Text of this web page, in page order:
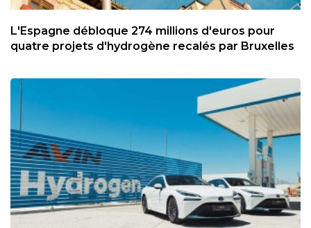
L'Espagne débloque 274 millions d'euros pour
quatre projets d'hydrogène recalés par Bruxelles